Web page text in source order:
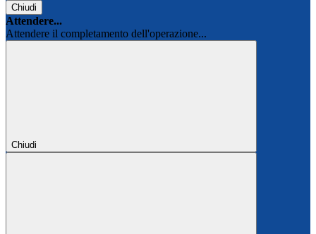
Chiudi
Attendere...
Attendere il completamento dell'operazione...
Chiudi